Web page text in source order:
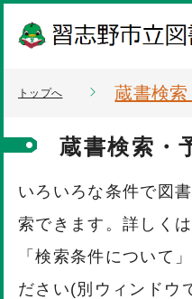
トップへ 蔵書検
蔵書検索・
いろいろな条件で図
索できます。詳しく
「検索条件について
ださい(別ウィンドウ